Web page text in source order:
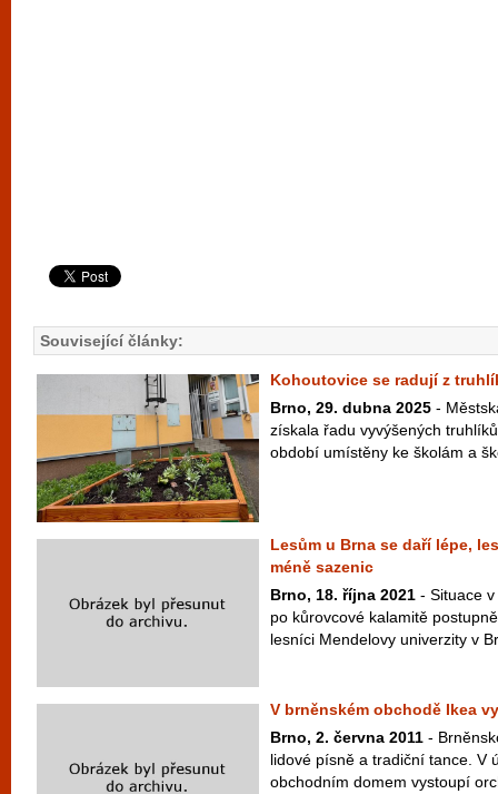
Související články:
Kohoutovice se radují z
Brno, 29. dubna 2025 -
získala řadu vyvýšených
období umístěny ke školám a
Lesům u Brna se daří lépe,
méně sazenic
Brno, 18. října 2021 - Situace
po kůrovcové kalamitě
lesníci Mendelovy univerzity v
V brněnském obchodě Ikea
Brno, 2. června 2011 -
lidové písně a tradiční tance. V
obchodním domem vystoupí